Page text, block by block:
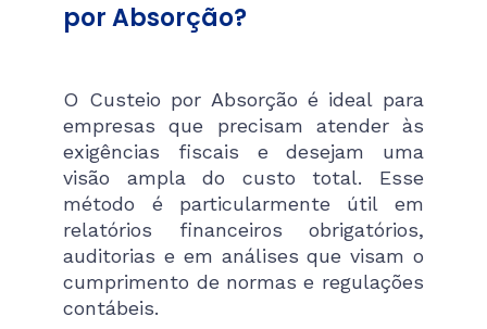
por Absorção?
O Custeio por Absorção é ideal para
empresas que precisam atender às
exigências fiscais e desejam uma
visão ampla do custo total. Esse
método é particularmente útil em
relatórios financeiros obrigatórios,
auditorias e em análises que visam o
cumprimento de normas e regulações
contábeis.